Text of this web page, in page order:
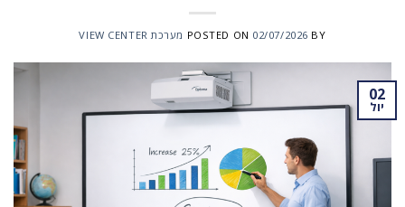
POSTED ON 02/07/2026 BY מערכת VIEW CENTER
02
יול